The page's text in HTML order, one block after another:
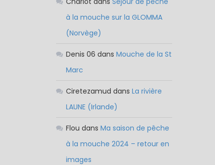
à la mouche sur la GLOMMA
(Norvège)
Denis 06 dansMouche de la St
Marc
Ciretezamud dansLa rivière
LAUNE (Irlande)
Flou dansMa saison de pêche
à la mouche 2024 – retour en
images